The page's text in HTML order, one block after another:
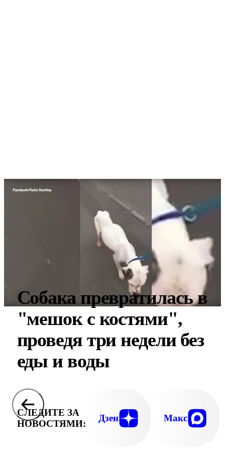
Собака превратилась в
"мешок с костями",
проведя три недели без
еды и воды
СЛЕДИТЕ ЗА
НОВОСТЯМИ:
Дзен Макс